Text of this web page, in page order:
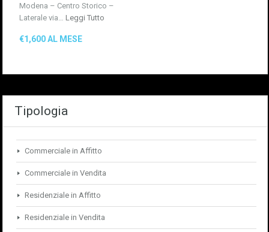
Modena – Centro Storico –
Laterale via… Leggi Tutto
€1,600 AL MESE
Tipologia
Commerciale in Affitto
Commerciale in Vendita
Residenziale in Affitto
Residenziale in Vendita